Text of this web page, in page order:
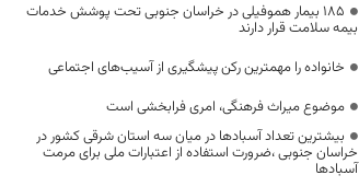
۱۸۵ بیمار هموفیلی در خراسان جنوبی تحت پوشش خدمات
بیمه سلامت قرار دارند
خانواده را مهمترین رکن پیشگیری از آسیب‌های اجتماعی
موضوع میراث فرهنگی، امری فرابخشی است
بیشترین تعداد آسبادها در میان سه استان شرقی کشور در
خراسان جنوبی ،ضرورت استفاده از اعتبارات ملی برای مرمت
آسبادها